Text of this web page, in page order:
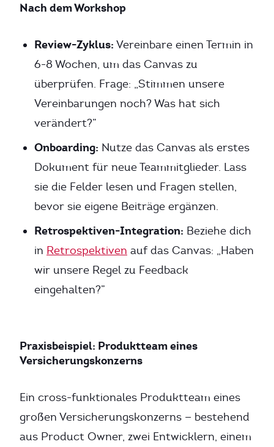
Nach dem Workshop
Review-Zyklus: Vereinbare einen Termin in
6-8 Wochen, um das Canvas zu
überprüfen. Frage: „Stimmen unsere
Vereinbarungen noch? Was hat sich
verändert?”
Onboarding: Nutze das Canvas als erstes
Dokument für neue Teammitglieder. Lass
sie die Felder lesen und Fragen stellen,
bevor sie eigene Beiträge ergänzen.
Retrospektiven-Integration: Beziehe dich
in Retrospektiven auf das Canvas: „Haben
wir unsere Regel zu Feedback
eingehalten?”
Praxisbeispiel: Produktteam eines
Versicherungskonzerns
Ein cross-funktionales Produktteam eines
großen Versicherungskonzerns — bestehend
aus Product Owner, zwei Entwicklern, einem